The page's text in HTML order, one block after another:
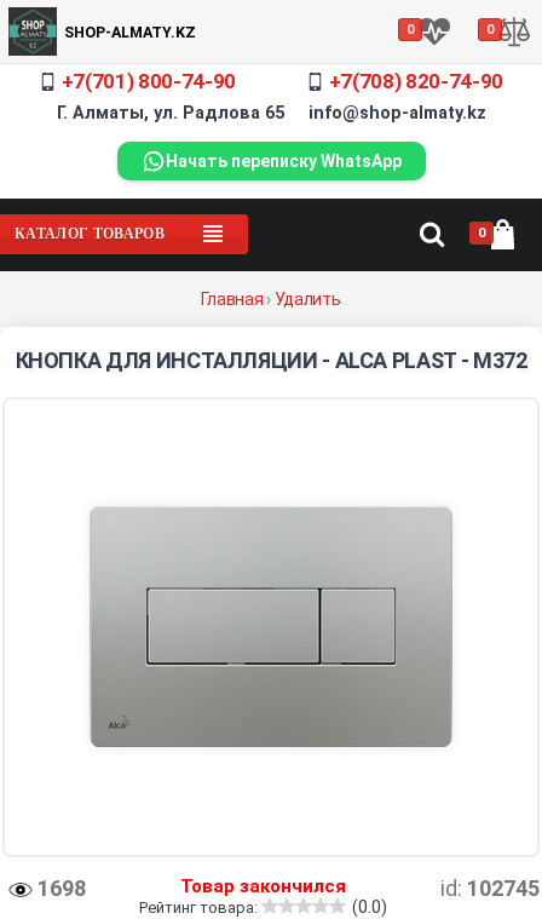
SHOP-ALMATY.KZ 0 0
+7(701) 800-74-90 +7(708) 820-74-90
Г. Алматы, ул. Радлова 65 info@shop-almaty.kz
Начать переписку WhatsApp
КАТАЛОГ ТОВАРОВ 0
Главная › Удалить
КНОПКА ДЛЯ ИНСТАЛЛЯЦИИ - ALCA PLAST - M372
1698 id: 102745
Товар закончился
Рейтинг товара: (0.0)